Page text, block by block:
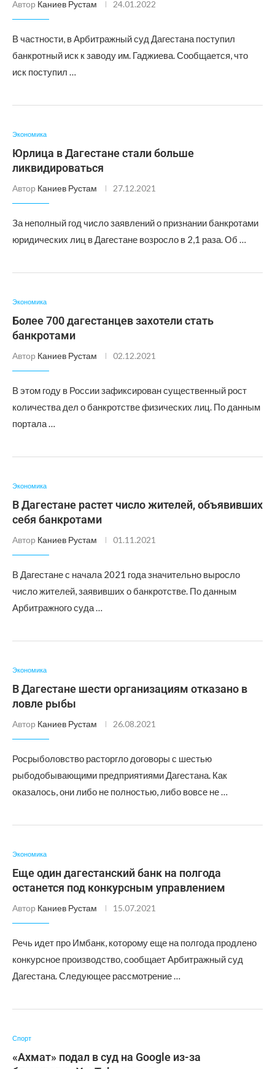
Автор Каниев Рустам 24.01.2022
В частности, в Арбитражный суд Дагестана поступил
банкротный иск к заводу им. Гаджиева. Сообщается, что
иск поступил …
Экономика
Юрлица в Дагестане стали больше
ликвидироваться
Автор Каниев Рустам 27.12.2021
За неполный год число заявлений о признании банкротами
юридических лиц в Дагестане возросло в 2,1 раза. Об …
Экономика
Более 700 дагестанцев захотели стать
банкротами
Автор Каниев Рустам 02.12.2021
В этом году в России зафиксирован существенный рост
количества дел о банкротстве физических лиц. По данным
портала …
Экономика
В Дагестане растет число жителей, объявивших
себя банкротами
Автор Каниев Рустам 01.11.2021
В Дагестане с начала 2021 года значительно выросло
число жителей, заявивших о банкротстве. По данным
Арбитражного суда …
Экономика
В Дагестане шести организациям отказано в
ловле рыбы
Автор Каниев Рустам 26.08.2021
Росрыболовство расторгло договоры с шестью
рыбодобывающими предприятиями Дагестана. Как
оказалось, они либо не полностью, либо вовсе не …
Экономика
Еще один дагестанский банк на полгода
останется под конкурсным управлением
Автор Каниев Рустам 15.07.2021
Речь идет про Имбанк, которому еще на полгода продлено
конкурсное производство, сообщает Арбитражный суд
Дагестана. Следующее рассмотрение …
Спорт
«Ахмат» подал в суд на Google из-за